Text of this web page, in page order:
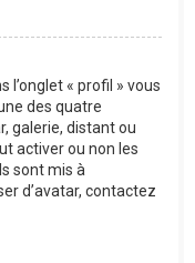
l’onglet « profil » vous
des quatre
galerie, distant ou
activer ou non les
sont mis à
d’avatar, contactez